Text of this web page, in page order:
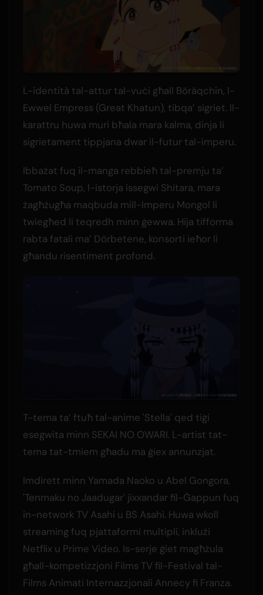
L-identità tal-attur tal-vuċi għall Böräqchin, l-
Ewwel Empress (Great Khatun), tibqa’ sigriet. Il-
karattru huwa muri bħala mara kalma, dinja li
sigrietament tippjana dwar il-futur tal-imperu.
Ibbażat fuq il-manga rebbieħ tal-premju ta’
Tomato Soup, l-istorja issegwi Shitara, mara
żagħżugħa maqbuda mill-Imperu Mongol li
twiegħed li teqredh minn ġewwa. Hija tifforma
rabta fatali ma’ Dörbetene, konsorti ieħor li
għandu risentiment profond.
T-tema ta’ ftuħ tal-anime 'Stella' qed tiġi
esegwita minn SEKAI NO OWARI. L-artist tat-
tema tat-tmiem għadu ma ġiex annunzjat.
Imdirett minn Yamada Naoko u Abel Gongora,
'Tenmaku no Jaadugar' jixxandar fil-Ġappun fuq
in-network TV Asahi u BS Asahi. Huwa wkoll
streaming fuq pjattaformi multipli, inklużi
Netflix u Prime Video. Is-serje ġiet magħżula
għall-kompetizzjoni Films TV fil-Festival tal-
Films Animati Internazzjonali Annecy fi Franza.